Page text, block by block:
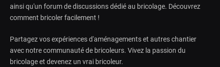
ainsi qu'un forum de discussions dédié au bricolage. Découvrez
comment bricoler facilement !
Partagez vos expériences d'aménagements et autres chantier
avec notre communauté de bricoleurs. Vivez la passion du
bricolage et devenez un vrai bricoleur.